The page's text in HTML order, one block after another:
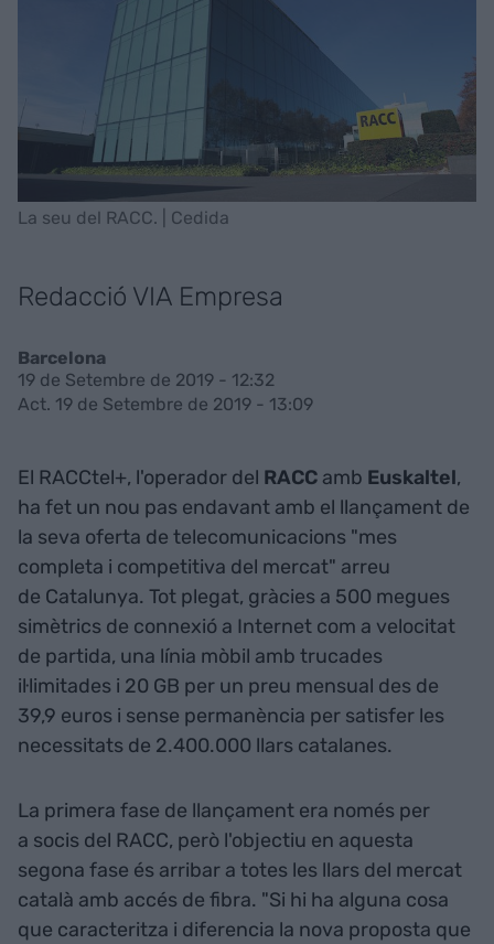
La seu del RACC. | Cedida
Redacció VIA Empresa
Barcelona
19 de Setembre de 2019 - 12:32
Act. 19 de Setembre de 2019 - 13:09
El RACCtel+, l'operador del RACC amb Euskaltel,
ha fet un nou pas endavant amb el llançament de
la seva oferta de telecomunicacions "mes
completa i competitiva del mercat" arreu
de Catalunya. Tot plegat, gràcies a 500 megues
simètrics de connexió a Internet com a velocitat
de partida, una línia mòbil amb trucades
il·limitades i 20 GB per un preu mensual des de
39,9 euros i sense permanència per satisfer les
necessitats de 2.400.000 llars catalanes.
La primera fase de llançament era només per
a socis del RACC, però l'objectiu en aquesta
segona fase és arribar a totes les llars del mercat
català amb accés de fibra. "Si hi ha alguna cosa
que caracteritza i diferencia la nova proposta que